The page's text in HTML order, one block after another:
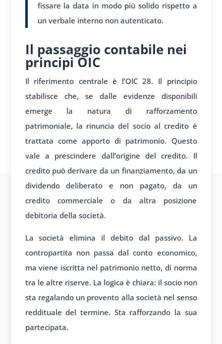
fissare la data in modo più solido rispetto a
un verbale interno non autenticato.
Il passaggio contabile nei
principi OIC
Il riferimento centrale è l’OIC 28. Il principio
stabilisce che, se dalle evidenze disponibili
emerge la natura di rafforzamento
patrimoniale, la rinuncia del socio al credito è
trattata come apporto di patrimonio. Questo
vale a prescindere dall’origine del credito. Il
credito può derivare da un finanziamento, da un
dividendo deliberato e non pagato, da un
credito commerciale o da altra posizione
debitoria della società.
La società elimina il debito dal passivo. La
contropartita non passa dal conto economico,
ma viene iscritta nel patrimonio netto, di norma
tra le altre riserve. La logica è chiara: il socio non
sta regalando un provento alla società nel senso
reddituale del termine. Sta rafforzando la sua
partecipata.